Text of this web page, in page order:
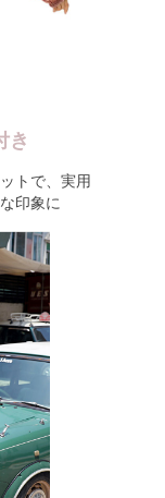
き
トで、実用
印象に